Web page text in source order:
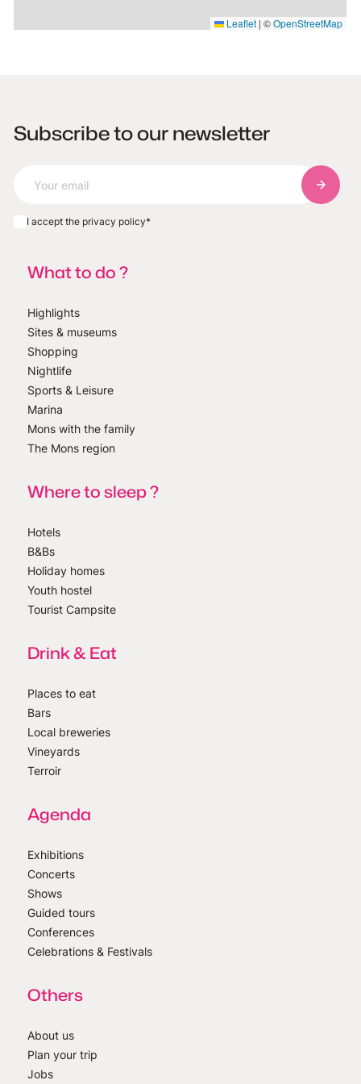
Leaflet | ©OpenStreetMap
Subscribe to our newsletter
I accept the privacy policy*
What to do ?
Highlights
Sites & museums
Shopping
Nightlife
Sports & Leisure
Marina
Mons with the family
The Mons region
Where to sleep ?
Hotels
B&Bs
Holiday homes
Youth hostel
Tourist Campsite
Drink & Eat
Places to eat
Bars
Local breweries
Vineyards
Terroir
Agenda
Exhibitions
Concerts
Shows
Guided tours
Conferences
Celebrations & Festivals
Others
About us
Plan your trip
Jobs